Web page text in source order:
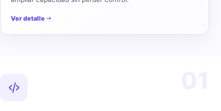
Ver detalle